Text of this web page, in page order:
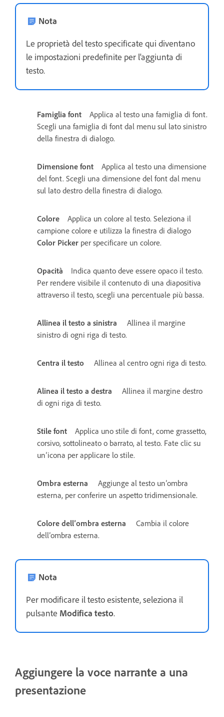
Nota
Le proprietà del testo specificate qui diventano
le impostazioni predefinite per l'aggiunta di
testo.
Famiglia font
Applica al testo una famiglia di font.
Scegli una famiglia di font dal menu sul lato sinistro
della finestra di dialogo.
Dimensione font
Applica al testo una dimensione
del font. Scegli una dimensione del font dal menu
sul lato destro della finestra di dialogo.
Colore
Applica un colore al testo. Seleziona il
campione colore e utilizza la finestra di dialogo
Color Picker per specificare un colore.
Opacità
Indica quanto deve essere opaco il testo.
Per rendere visibile il contenuto di una diapositiva
attraverso il testo, scegli una percentuale più bassa.
Allinea il testo a sinistra
Allinea il margine
sinistro di ogni riga di testo.
Centra il testo Allinea al centro ogni riga di testo.
Alinea il testo a destra
Allinea il margine destro
di ogni riga di testo.
Stile font
Applica uno stile di font, come grassetto,
corsivo, sottolineato o barrato, al testo. Fate clic su
un’icona per applicare lo stile.
Ombra esterna
Aggiunge al testo un’ombra
esterna, per conferire un aspetto tridimensionale.
Colore dell’ombra esterna
Cambia il colore
dell’ombra esterna.
Nota
Per modificare il testo esistente, seleziona il
pulsante Modifica testo.
Aggiungere la voce narrante a una
presentazione